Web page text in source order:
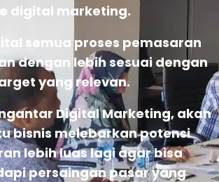
digital marketing.
semua proses pemasaran
dengan lebih sesuai dengan
yang relevan.
Digital Marketing, akan
bisnis melebarkan potensi
lebih luas lagi agar bisa
persaingan pasar yang